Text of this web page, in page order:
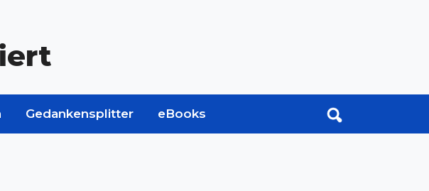
Gedankensplitter eBooks